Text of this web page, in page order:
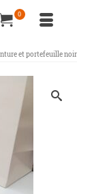
0
et portefeuille noir